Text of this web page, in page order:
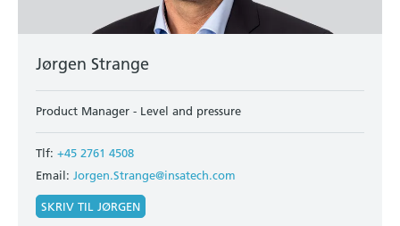
Jørgen Strange
Product Manager - Level and pressure
Tlf: +45 2761 4508
Email: Jorgen.Strange@insatech.com
SKRIV TIL JØRGEN